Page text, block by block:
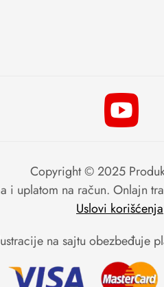
Copyright © 2025
i uplatom na račun. Onlajn
Uslovi korišćenja
na sajtu obezbeđuje